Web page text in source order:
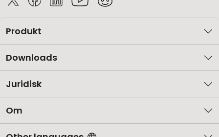
Produkt
Downloads
Juridisk
Om